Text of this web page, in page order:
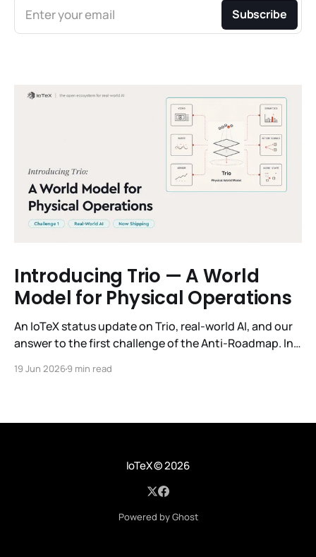
Enter your email Subscribe
Introducing Trio — A World
Model for Physical Operations
An IoTeX status update on Trio, real-world AI, and our
answer to the first challenge of the Anti-Roadmap. In
three challenges instead of a timeline. Challenge 1 was
19 Jun 20269 min read
IoTeX© 2026
Powered by Ghost